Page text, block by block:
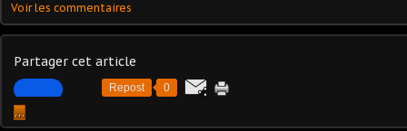
Voir les commentaires
Partager cet article
Repost 0
…